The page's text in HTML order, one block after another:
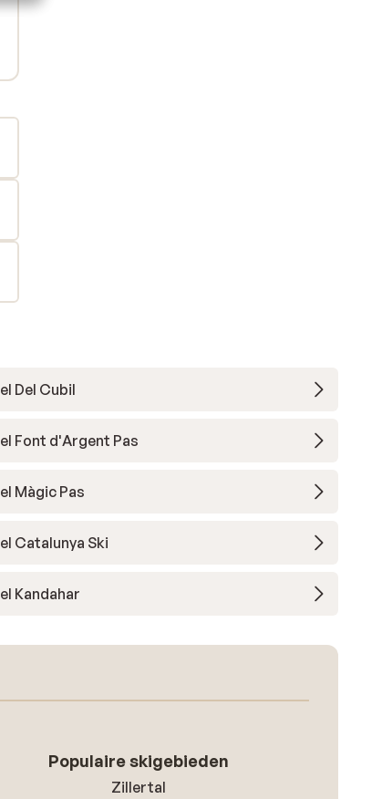
Del Cubil
Font d'Argent Pas
Màgic Pas
Catalunya Ski
Kandahar
Populaire skigebieden
Zillertal